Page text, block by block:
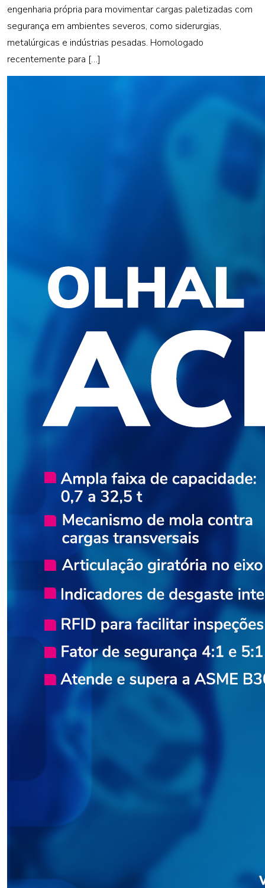
engenharia própria para movimentar cargas paletizadas com
segurança em ambientes severos, como siderurgias,
metalúrgicas e indústrias pesadas. Homologado
recentemente para […]